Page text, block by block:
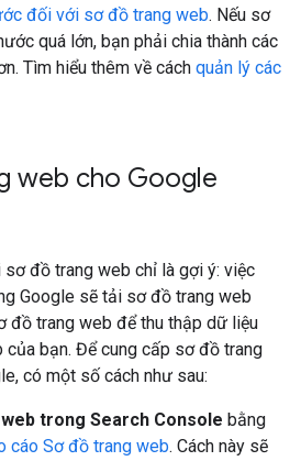
đối với sơ đồ trang web. Nếu sơ
quá lớn, bạn phải chia thành các
Tìm hiểu thêm về cách quản lý các
web cho Google
đồ trang web chỉ là gợi ý: việc
Google sẽ tải sơ đồ trang web
đồ trang web để thu thập dữ liệu
của bạn. Để cung cấp sơ đồ trang
có một số cách như sau:
trong Search Console bằng
cáo Sơ đồ trang web. Cách này sẽ